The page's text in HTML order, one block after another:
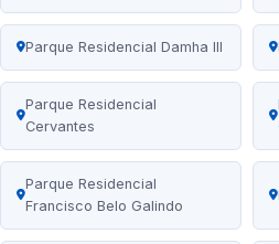
Parque Residencial Damha III
Parque Residencial
Cervantes
Parque Residencial
Francisco Belo Galindo